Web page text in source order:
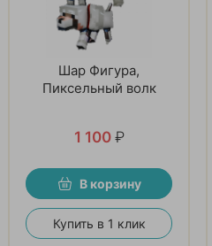
Шар Фигура,
Пиксельный волк
1 100 ₽
В корзину
Купить в 1 клик